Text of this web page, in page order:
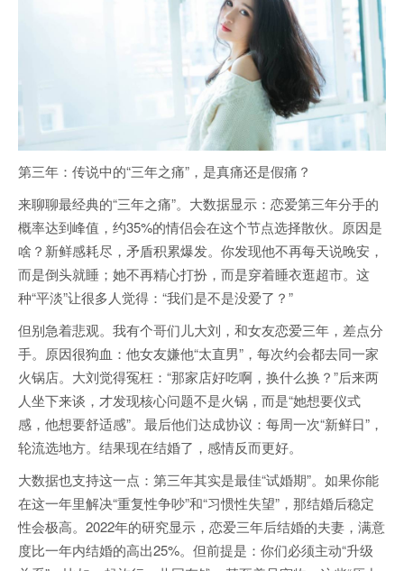
第三年：传说中的“三年之痛”，是真痛还是假痛？
来聊聊最经典的“三年之痛”。大数据显示：恋爱第三年分手的
概率达到峰值，约35%的情侣会在这个节点选择散伙。原因是
啥？新鲜感耗尽，矛盾积累爆发。你发现他不再每天说晚安，
而是倒头就睡；她不再精心打扮，而是穿着睡衣逛超市。这
种“平淡”让很多人觉得：“我们是不是没爱了？”
但别急着悲观。我有个哥们儿大刘，和女友恋爱三年，差点分
手。原因很狗血：他女友嫌他“太直男”，每次约会都去同一家
火锅店。大刘觉得冤枉：“那家店好吃啊，换什么换？”后来两
人坐下来谈，才发现核心问题不是火锅，而是“她想要仪式
感，他想要舒适感”。最后他们达成协议：每周一次“新鲜日”，
轮流选地方。结果现在结婚了，感情反而更好。
大数据也支持这一点：第三年其实是最佳“试婚期”。如果你能
在这一年里解决“重复性争吵”和“习惯性失望”，那结婚后稳定
性会极高。2022年的研究显示，恋爱三年后结婚的夫妻，满意
度比一年内结婚的高出25%。但前提是：你们必须主动“升级